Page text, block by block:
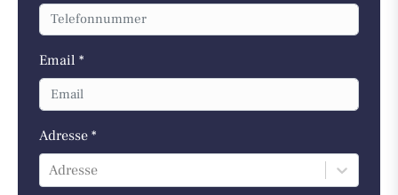
Email *
Adresse *
Adresse